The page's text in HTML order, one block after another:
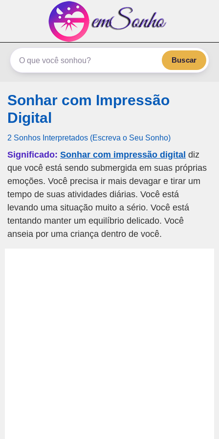
emSonho.com
Os sonhos significam mais
Buscar
Sonhar com Impressão
Digital
2 Sonhos Interpretados (Escreva o Seu Sonho)
Significado: Sonhar com impressão digital diz
que você está sendo submergida em suas próprias
emoções. Você precisa ir mais devagar e tirar um
tempo de suas atividades diárias. Você está
levando uma situação muito a sério. Você está
tentando manter um equilíbrio delicado. Você
anseia por uma criança dentro de você.